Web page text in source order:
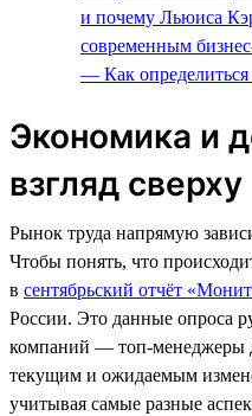
и почему Льюиса
современным
— Как определиться
Экономика и
взгляд сверху
Рынок труда напрямую
Чтобы понять, что
в сентябрьский отчёт
России. Это данные опроса
компаний — топ-менеджеры
текущим и ожидаемым
учитывая самые разные